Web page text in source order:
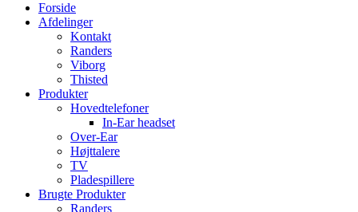
Forside
Afdelinger
Kontakt
Randers
Viborg
Thisted
Produkter
Hovedtelefoner
In-Ear headset
Over-Ear
Højttalere
TV
Pladespillere
Brugte Produkter
Randers